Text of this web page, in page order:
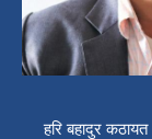
हरि बहादुर कठायत